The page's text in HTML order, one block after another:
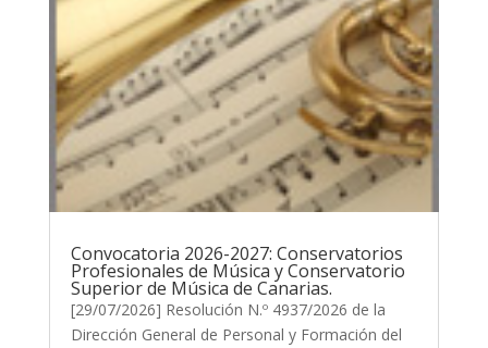
Convocatoria 2026-2027: Conservatorios
Profesionales de Música y Conservatorio
Superior de Música de Canarias.
[29/07/2026] Resolución N.º 4937/2026 de la
Dirección General de Personal y Formación del